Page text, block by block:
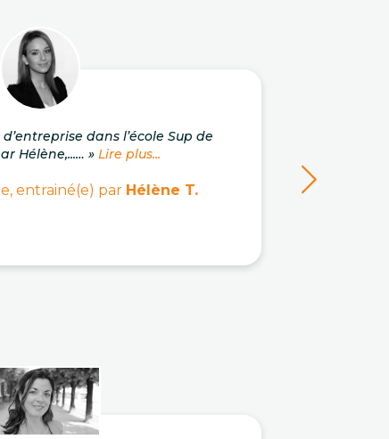
dans l’école Sup de
Hélène,...… » Lire plus...
entrainé(e) par Hélène T.